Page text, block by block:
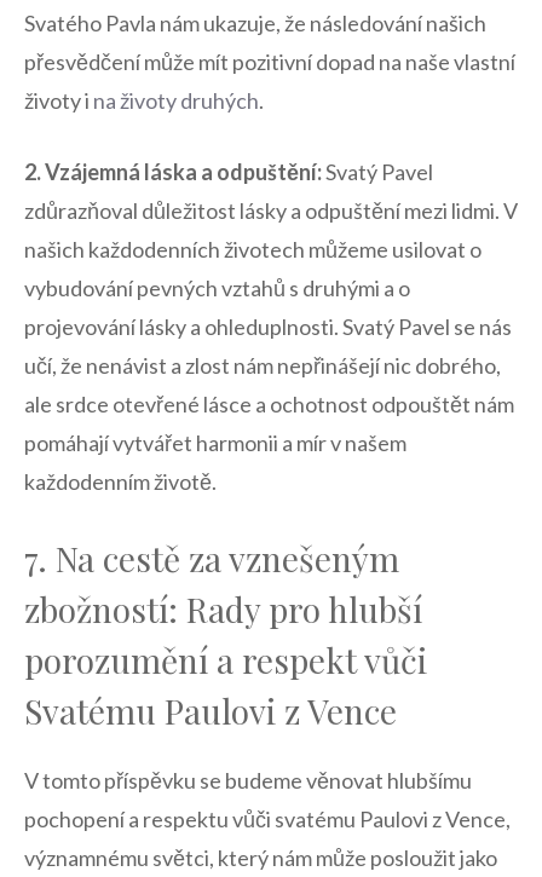
Svatého Pavla nám ukazuje, že následování ‍našich
přesvědčení může mít pozitivní dopad na ⁢naše vlastní
životy i na⁤ životy druhých.
2. Vzájemná láska ‌a odpuštění:Svatý Pavel⁤
zdůrazňoval důležitost lásky a odpuštění mezi lidmi. V
⁣našich každodenních životech​ můžeme usilovat‍ o‌
vybudování⁤ pevných vztahů s‌ druhými a ‌o
⁤projevování ‌lásky a ohleduplnosti. Svatý Pavel⁢ se nás
učí, že nenávist a zlost nám‌ nepřinášejí nic dobrého,
ale srdce‌ otevřené lásce a ochotnost odpouštět nám
pomáhají vytvářet harmonii a mír v našem
⁢každodenním životě.
7. Na cestě⁤ za ⁤vznešeným
zbožností: Rady pro hlubší
porozumění a respekt ⁢vůči
Svatému ‌Paulovi z⁤ Vence
V tomto příspěvku ⁤se budeme věnovat ⁣hlubšímu
pochopení a respektu ‍vůči‌ svatému Paulovi z Vence,
významnému světci, ‌který nám může posloužit jako